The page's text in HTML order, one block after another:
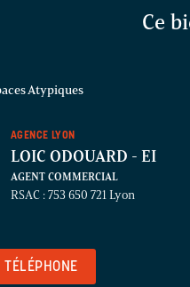
Ce
Atypiques
AGENCE LYON
LOIC ODOUARD - EI
AGENT COMMERCIAL
RSAC : 753 650 721 Lyon
TÉLÉPHONE